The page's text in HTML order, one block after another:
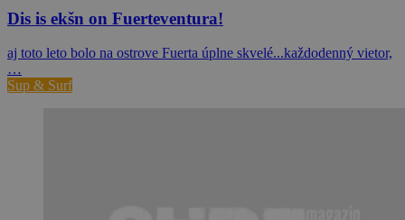
Dis is ekšn on Fuerteventura!
aj toto leto bolo na ostrove Fuerta úplne skvelé...každodenný vietor,
…
Sup & Surf